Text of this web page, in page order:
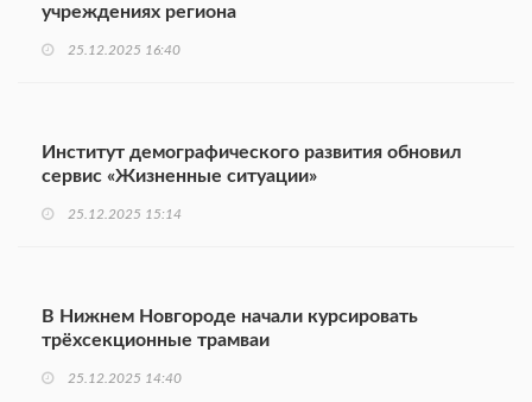
учреждениях региона
25.12.2025 16:40
Институт демографического развития обновил
сервис «Жизненные ситуации»
25.12.2025 15:14
В Нижнем Новгороде начали курсировать
трёхсекционные трамваи
25.12.2025 14:40